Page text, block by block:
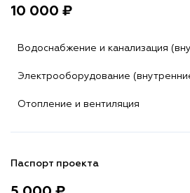
10 000 ₽
Водоснабжение и канализация
Электрооборудование
Отопление и вентиляция
Паспорт проекта